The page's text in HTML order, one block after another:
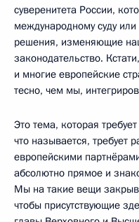
суверенитета России,
международному суду
решения, изменяющие
законодательство.
и многие европейские
тесно, чем мы,
Это тема, которая
что называется, требует
европейскими
абсолютно прямое и
Мы на такие вещи
чтобы присутствующие